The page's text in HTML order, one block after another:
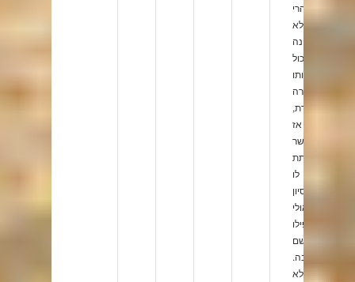
הרי
לא
הכוונה
לאכול
אותו
בצורה
המוכרת,
אז
אפשר
לתת
לו
ניסיון
ואולי
אפילו
להתרשם
לטובה.
לא